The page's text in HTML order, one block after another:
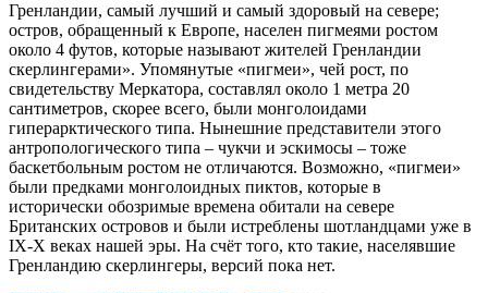
Гренландии, самый лучший и самый здоровый на севере;
остров, обращенный к Европе, населен пигмеями ростом
около 4 футов, которые называют жителей Гренландии
скерлингерами». Упомянутые «пигмеи», чей рост, по
свидетельству Меркатора, составлял около 1 метра 20
сантиметров, скорее всего, были монголоидами
гиперарктического типа. Нынешние представители этого
антропологического типа – чукчи и эскимосы – тоже
баскетбольным ростом не отличаются. Возможно, «пигмеи»
были предками монголоидных пиктов, которые в
исторически обозримые времена обитали на севере
Британских островов и были истреблены шотландцами уже в
IX-X веках нашей эры. На счёт того, кто такие, населявшие
Гренландию скерлингеры, версий пока нет.